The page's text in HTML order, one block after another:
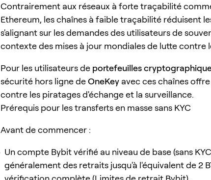
Contrairement aux réseaux à forte traçabilité
Ethereum, les chaînes à faible traçabilité réduisent
s'alignant sur les demandes des utilisateurs de
contexte des mises à jour mondiales de lutte contre
Pour les utilisateurs de portefeuilles
sécurité hors ligne deOneKey avec ces chaînes
contre les piratages d'échange et la surveillance.
Prérequis pour les transferts en masse sans KYC
Avant de commencer :
Un compte Bybit vérifié au niveau de base (sans
généralement des retraits jusqu'à l'équivalent de 2